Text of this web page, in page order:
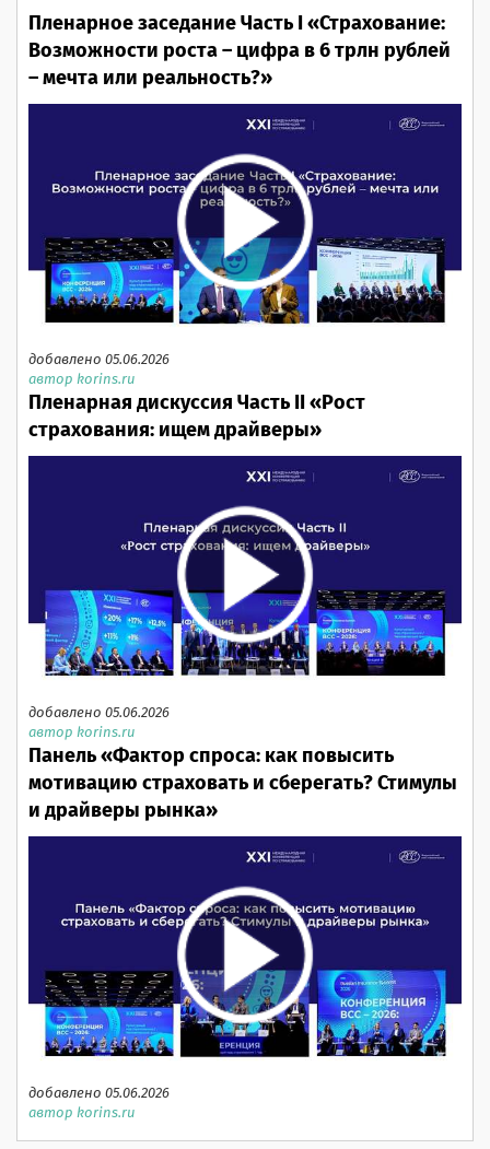
Пленарное заседание Часть I «Страхование:
Возможности роста – цифра в 6 трлн рублей
– мечта или реальность?»
добавлено 05.06.2026
автор korins.ru
Пленарная дискуссия Часть II «Рост
страхования: ищем драйверы»
добавлено 05.06.2026
автор korins.ru
Панель «Фактор спроса: как повысить
мотивацию страховать и сберегать? Стимулы
и драйверы рынка»
добавлено 05.06.2026
автор korins.ru